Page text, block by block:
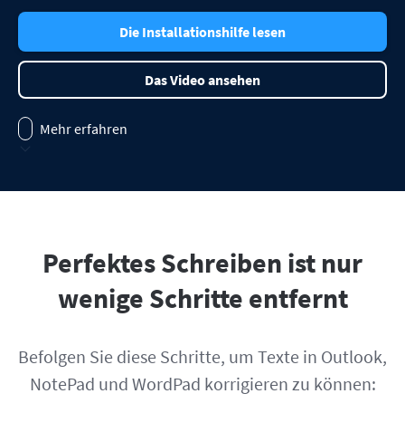
Thunderbird
Apple Pages
LibreOffice
Windows
Für Unternehmen
Blog
Jobs
Impressum
Die Installationshilfe lesen
Das Video ansehen
Mehr erfahren
Perfektes Schreiben ist nur
wenige Schritte entfernt
Befolgen Sie diese Schritte, um Texte in Outlook,
NotePad und WordPad korrigieren zu können: